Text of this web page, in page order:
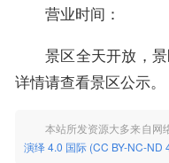
营业时间：
景区全天开放，
详情请查看景区公示。
本站所发资源大多来自网
演绎 4.0 国际 (CC BY-NC-ND